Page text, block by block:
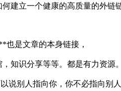
建立一个健康的高质量的外链
是文章的本身链接，
知识分享等等。都是有力资
说别人指向你，你不必指向